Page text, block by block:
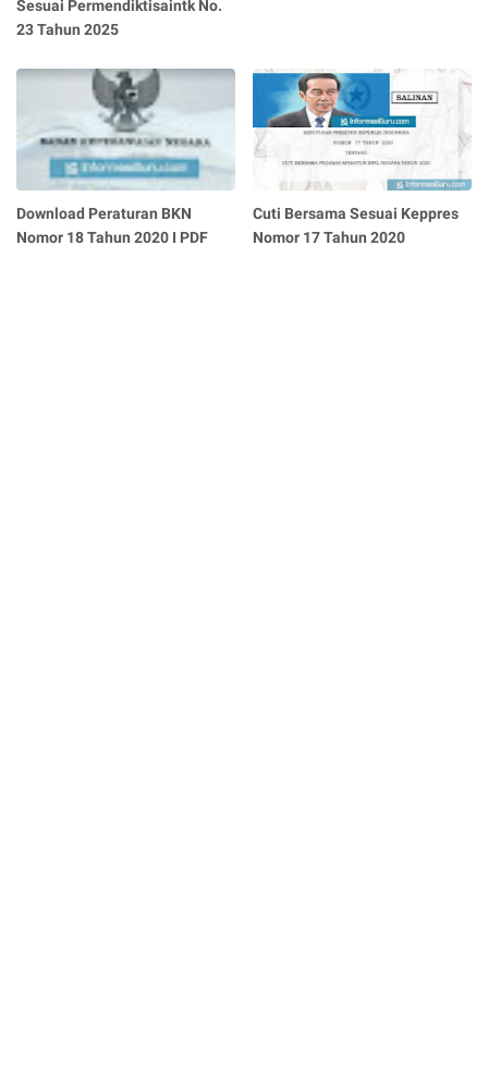
Sesuai Permendiktisaintk No.
23 Tahun 2025
Download Peraturan BKN
Nomor 18 Tahun 2020 I PDF
Cuti Bersama Sesuai Keppres
Nomor 17 Tahun 2020